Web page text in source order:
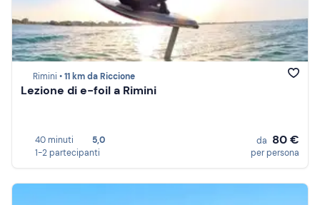
Rimini •11 km da Riccione
Lezione di e-foil a Rimini
40 minuti
5,0
1-2 partecipanti
da 80 €
per persona